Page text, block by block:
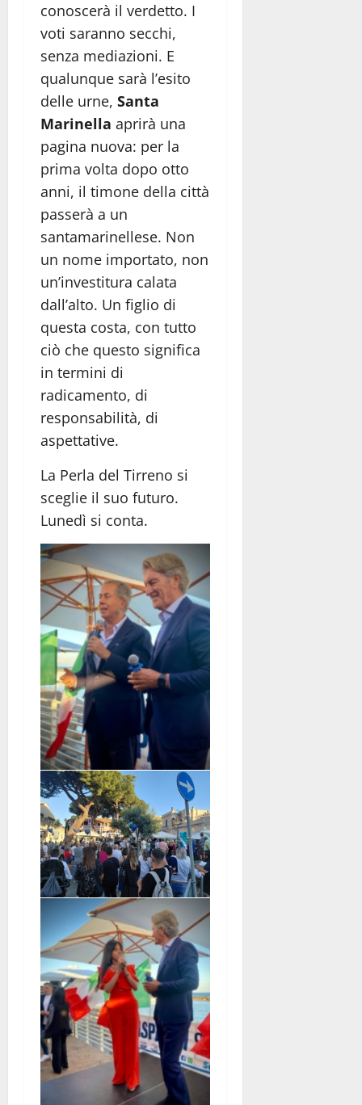
conoscerà il verdetto. I
voti saranno secchi,
senza mediazioni. E
qualunque sarà l’esito
delle urne, Santa
Marinella aprirà una
pagina nuova: per la
prima volta dopo otto
anni, il timone della città
passerà a un
santamarinellese. Non
un nome importato, non
un’investitura calata
dall’alto. Un figlio di
questa costa, con tutto
ciò che questo significa
in termini di
radicamento, di
responsabilità, di
aspettative.
La Perla del Tirreno si
sceglie il suo futuro.
Lunedì si conta.